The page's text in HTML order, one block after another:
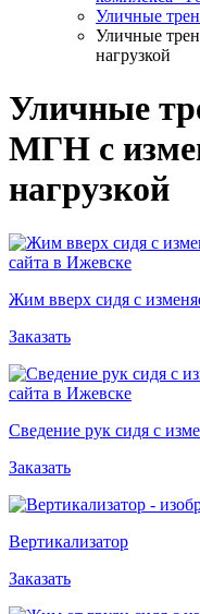
Уличные
Уличные
нагрузкой
Уличные
МГН с
нагрузкой
Жим вверх сидя с
Заказать
Сведение рук сидя с
Заказать
Вертикализатор
Заказать